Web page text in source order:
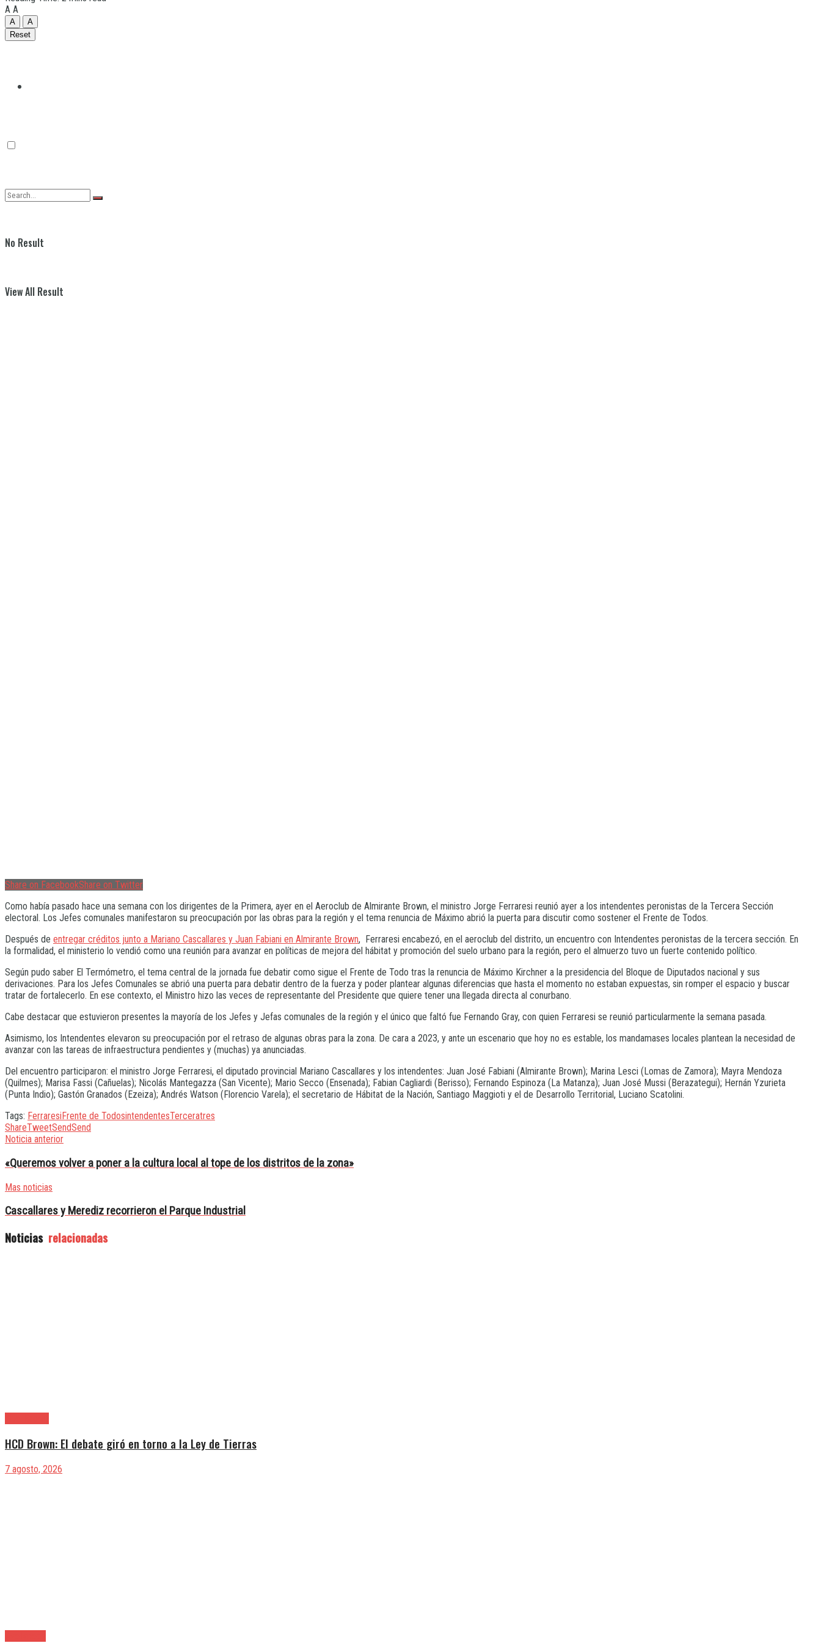
Quilmes
No Result
View All Result
A A
A
A
Reset
Share on FacebookShare on Twitter
Como había pasado hace una semana con los dirigentes de la Primera, ayer en el Aeroclub de Almirante Brown, el ministro Jorge Ferraresi reunió ayer a los intendentes peronistas de la Tercera Sección
electoral. Los Jefes comunales manifestaron su preocupación por las obras para la región y el tema renuncia de Máximo abrió la puerta para discutir como sostener el Frente de Todos.
Después de entregar créditos junto a Mariano Cascallares y Juan Fabiani en Almirante Brown, Ferraresi encabezó, en el aeroclub del distrito, un encuentro con Intendentes peronistas de la tercera sección. En
la formalidad, el ministerio lo vendió como una reunión para avanzar en políticas de mejora del hábitat y promoción del suelo urbano para la región, pero el almuerzo tuvo un fuerte contenido político.
Según pudo saber El Termómetro, el tema central de la jornada fue debatir como sigue el Frente de Todo tras la renuncia de Máximo Kirchner a la presidencia del Bloque de Diputados nacional y sus
derivaciones. Para los Jefes Comunales se abrió una puerta para debatir dentro de la fuerza y poder plantear algunas diferencias que hasta el momento no estaban expuestas, sin romper el espacio y buscar
tratar de fortalecerlo. En ese contexto, el Ministro hizo las veces de representante del Presidente que quiere tener una llegada directa al conurbano.
Cabe destacar que estuvieron presentes la mayoría de los Jefes y Jefas comunales de la región y el único que faltó fue Fernando Gray, con quien Ferraresi se reunió particularmente la semana pasada.
Asimismo, los Intendentes elevaron su preocupación por el retraso de algunas obras para la zona. De cara a 2023, y ante un escenario que hoy no es estable, los mandamases locales plantean la necesidad de
avanzar con las tareas de infraestructura pendientes y (muchas) ya anunciadas.
Del encuentro participaron: el ministro Jorge Ferraresi, el diputado provincial Mariano Cascallares y los intendentes: Juan José Fabiani (Almirante Brown); Marina Lesci (Lomas de Zamora); Mayra Mendoza
(Quilmes); Marisa Fassi (Cañuelas); Nicolás Mantegazza (San Vicente); Mario Secco (Ensenada); Fabian Cagliardi (Berisso); Fernando Espinoza (La Matanza); Juan José Mussi (Berazategui); Hernán Yzurieta
(Punta Indio); Gastón Granados (Ezeiza); Andrés Watson (Florencio Varela); el secretario de Hábitat de la Nación, Santiago Maggioti y el de Desarrollo Territorial, Luciano Scatolini.
Tags: FerraresiFrente de TodosintendentesTerceratres
ShareTweetSendSend
Noticia anterior
«Queremos volver a poner a la cultura local al tope de los distritos de la zona»
Mas noticias
Cascallares y Merediz recorrieron el Parque Industrial
Noticias relacionadas
HCD Brown: El debate giró en torno a la Ley de Tierras
7 agosto, 2026